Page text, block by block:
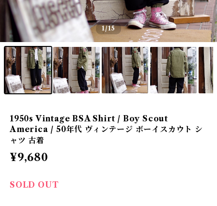
1/15
1950s Vintage BSA Shirt / Boy Scout
America / 50年代 ヴィンテージ ボーイスカウト シ
ャツ 古着
¥9,680
SOLD OUT